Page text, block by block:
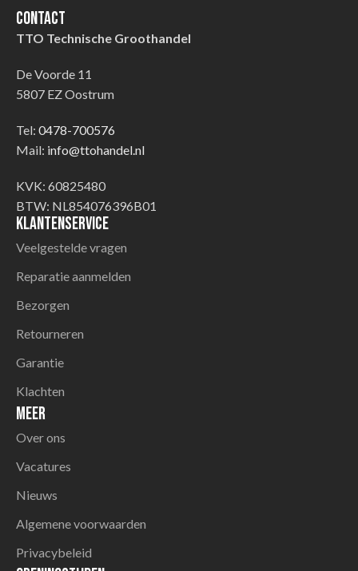
Contact
TTO Technische Groothandel
De Voorde 11
5807 EZ Oostrum
Tel: 0478-700576
Mail: info@ttohandel.nl
KVK: 60825480
BTW: NL854076396B01
Klantenservice
Veelgestelde vragen
Reparatie aanmelden
Bezorgen
Retourneren
Garantie
Klachten
Meer
Over ons
Vacatures
Nieuws
Algemene voorwaarden
Privacybeleid